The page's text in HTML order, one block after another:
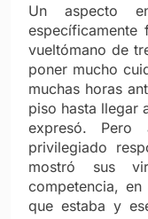
Un aspecto
específicamente
vueltómano de
poner mucho
muchas horas
piso hasta llegar
expresó.
privilegiado
mostró sus
competencia,
que estaba y